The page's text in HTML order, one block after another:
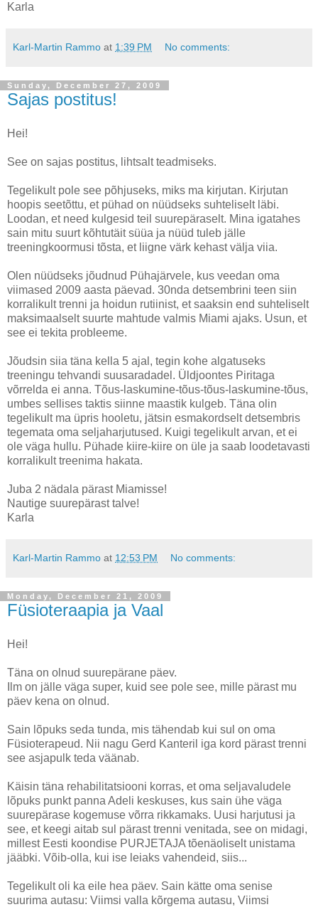
Karla
Karl-Martin Rammo at 1:39 PM No comments:
Sunday, December 27, 2009
Sajas postitus!
Hei!
See on sajas postitus, lihtsalt teadmiseks.
Tegelikult pole see põhjuseks, miks ma kirjutan. Kirjutan
hoopis seetõttu, et pühad on nüüdseks suhteliselt läbi.
Loodan, et need kulgesid teil suurepäraselt. Mina igatahes
sain mitu suurt kõhtutäit süüa ja nüüd tuleb jälle
treeningkoormusi tõsta, et liigne värk kehast välja viia.
Olen nüüdseks jõudnud Pühajärvele, kus veedan oma
viimased 2009 aasta päevad. 30nda detsembrini teen siin
korralikult trenni ja hoidun rutiinist, et saaksin end suhteliselt
maksimaalselt suurte mahtude valmis Miami ajaks. Usun, et
see ei tekita probleeme.
Jõudsin siia täna kella 5 ajal, tegin kohe algatuseks
treeningu tehvandi suusaradadel. Üldjoontes Piritaga
võrrelda ei anna. Tõus-laskumine-tõus-tõus-laskumine-tõus,
umbes sellises taktis siinne maastik kulgeb. Täna olin
tegelikult ma üpris hooletu, jätsin esmakordselt detsembris
tegemata oma seljaharjutused. Kuigi tegelikult arvan, et ei
ole väga hullu. Pühade kiire-kiire on üle ja saab loodetavasti
korralikult treenima hakata.
Juba 2 nädala pärast Miamisse!
Nautige suurepärast talve!
Karla
Karl-Martin Rammo at 12:53 PM No comments:
Monday, December 21, 2009
Füsioteraapia ja Vaal
Hei!
Täna on olnud suurepärane päev.
Ilm on jälle väga super, kuid see pole see, mille pärast mu
päev kena on olnud.
Sain lõpuks seda tunda, mis tähendab kui sul on oma
Füsioterapeud. Nii nagu Gerd Kanteril iga kord pärast trenni
see asjapulk teda väänab.
Käisin täna rehabilitatsiooni korras, et oma seljavaludele
lõpuks punkt panna Adeli keskuses, kus sain ühe väga
suurepärase kogemuse võrra rikkamaks. Uusi harjutusi ja
see, et keegi aitab sul pärast trenni venitada, see on midagi,
millest Eesti koondise PURJETAJA tõenäoliselt unistama
jääbki. Võib-olla, kui ise leiaks vahendeid, siis...
Tegelikult oli ka eile hea päev. Sain kätte oma senise
suurima autasu: Viimsi valla kõrgema autasu, Viimsi